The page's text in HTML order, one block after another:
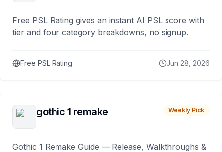
Free PSL Rating gives an instant AI PSL score with
tier and four category breakdowns, no signup.
Free PSL Rating Jun 28, 2026
gothic 1 remake Weekly Pick
Gothic 1 Remake Guide — Release, Walkthroughs &